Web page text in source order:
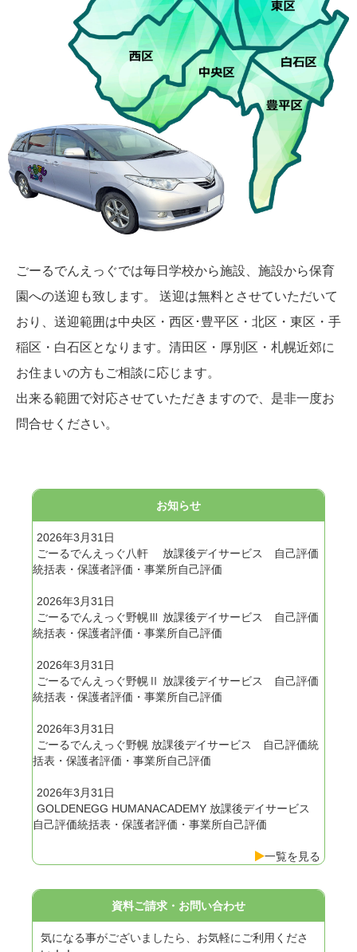
ごーるでんえっぐでは毎日学校から施設、施設から保育
園への送迎も致します。 送迎は無料とさせていただいて
おり、送迎範囲は中央区・西区･豊平区・北区・東区・手
稲区・白石区となります。清田区・厚別区・札幌近郊に
お住まいの方もご相談に応じます。
出来る範囲で対応させていただきますので、是非一度お
問合せください。
お知らせ
2026年3月31日
ごーるでんえっぐ八軒 放課後デイサービス 自己評価
統括表・保護者評価・事業所自己評価
2026年3月31日
ごーるでんえっぐ野幌Ⅲ 放課後デイサービス 自己評価
統括表・保護者評価・事業所自己評価
2026年3月31日
ごーるでんえっぐ野幌Ⅱ 放課後デイサービス 自己評価
統括表・保護者評価・事業所自己評価
2026年3月31日
ごーるでんえっぐ野幌 放課後デイサービス 自己評価統
括表・保護者評価・事業所自己評価
2026年3月31日
GOLDENEGG HUMANACADEMY 放課後デイサービス
自己評価統括表・保護者評価・事業所自己評価
一覧を見る
資料ご請求・お問い合わせ
気になる事がございましたら、お気軽にご利用くださ